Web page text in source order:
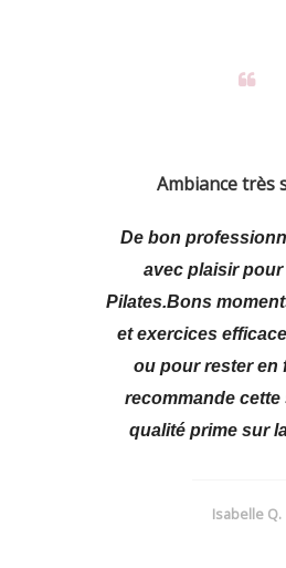
Ambiance très
De bon
avec plaisir
Pilates.Bons
et exercices
ou pour rester en
recommande cette
qualité prime sur
Isabelle Q.